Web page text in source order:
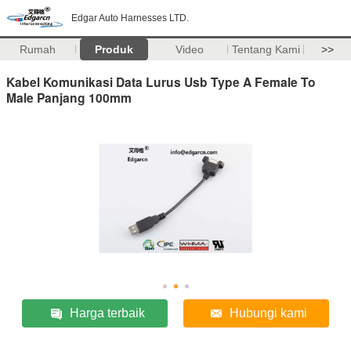
Edgar Auto Harnesses LTD.
Rumah Produk Video Tentang Kami >>
Kabel Komunikasi Data Lurus Usb Type A Female To
Male Panjang 100mm
Harga terbaik Hubungi kami